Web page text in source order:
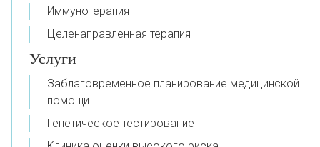
Иммунотерапия
Целенаправленная терапия
Услуги
Заблаговременное планирование медицинской
помощи
Генетическое тестирование